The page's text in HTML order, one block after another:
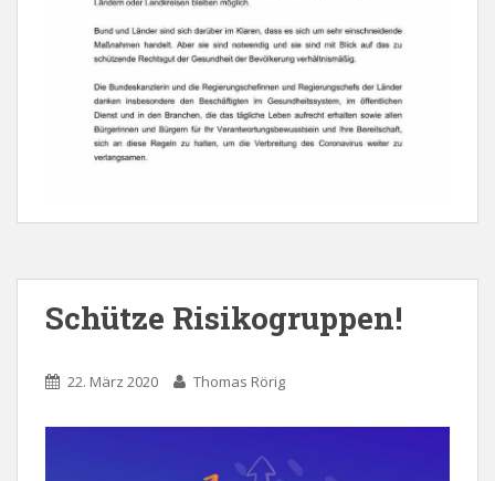
Schütze Risikogruppen!
22. März 2020 Thomas Rörig